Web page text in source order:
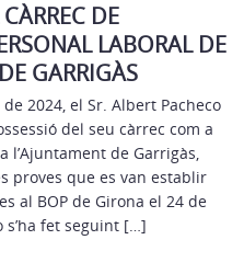
DE
LABORAL DE
GARRIGÀS
2024, el Sr. Albert Pacheco
del seu càrrec com a
l’Ajuntament de Garrigàs,
proves que es van establir
al BOP de Girona el 24 de
s’ha fet seguint […]